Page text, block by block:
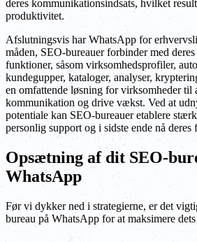
deres kommunikationsindsats, hvilket
produktivitet.
Afslutningsvis har WhatsApp for
måden, SEO-bureauer forbinder med
funktioner, såsom virksomhedsprofiler,
kundegupper, kataloger, analyser,
en omfattende løsning for virksomheder til
kommunikation og drive vækst. Ved at
potentiale kan SEO-bureauer etablere
personlig support og i sidste ende nå deres
Opsætning af dit SEO-
WhatsApp
Før vi dykker ned i strategierne, er det
bureau på WhatsApp for at maksimere